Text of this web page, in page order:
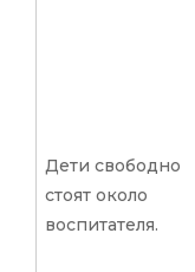
Дети свободно
стоят около
воспитателя.